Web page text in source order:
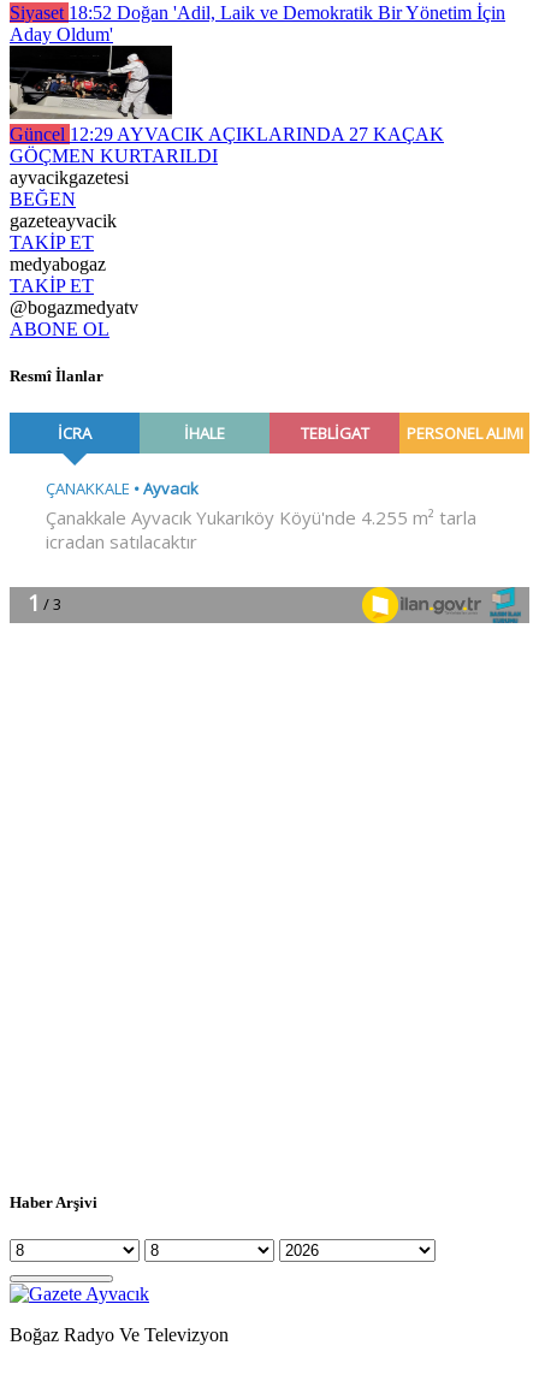
Siyaset 18:52 Doğan 'Adil, Laik ve Demokratik Bir Yönetim İçin
Aday Oldum'
Güncel 12:29 AYVACIK AÇIKLARINDA 27 KAÇAK
GÖÇMEN KURTARILDI
ayvacikgazetesi
BEĞEN
gazeteayvacik
TAKİP ET
medyabogaz
TAKİP ET
@bogazmedyatv
ABONE OL
Resmî İlanlar
Haber Arşivi
Boğaz Radyo Ve Televizyon